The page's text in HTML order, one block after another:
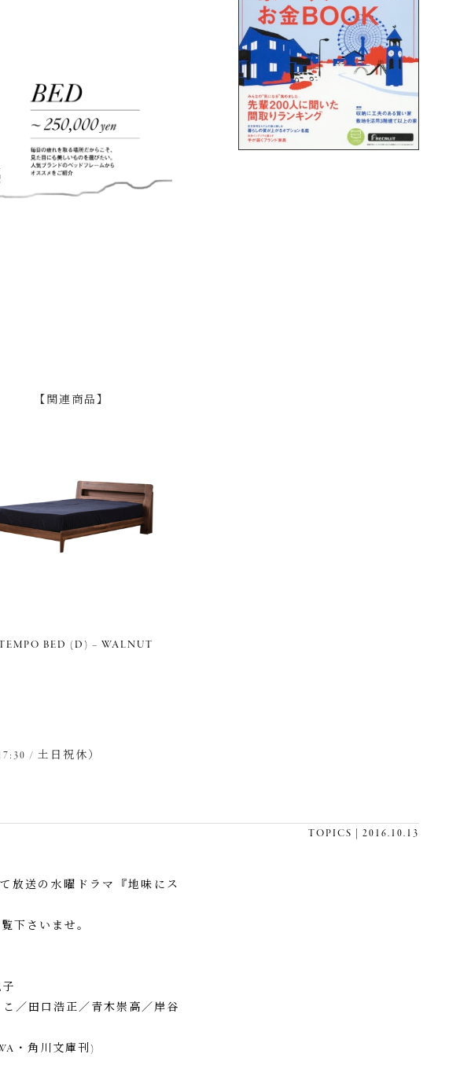
【関連商品】
BED (D) – WALNUT
/ 土日祝休）
TOPICS | 2016.10.13
放送の水曜ドラマ『地味にス
下さいませ。
／田口浩正／青木崇高／岸谷
・角川文庫刊)